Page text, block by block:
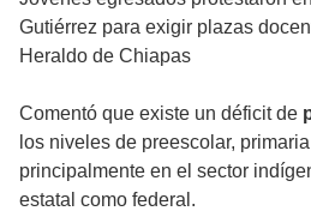
Gutiérrez para exigir plazas
Heraldo de Chiapas
Comentó que existe un déficit de
los niveles de preescolar,
principalmente en el sector
estatal como federal.